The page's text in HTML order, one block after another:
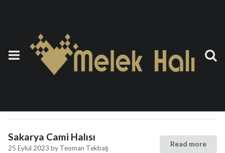
Etiket:Cami Halısı Sakarya
Sakarya Cami Halısı
25 Eylül 2023 by Teoman Tekbaş Read more